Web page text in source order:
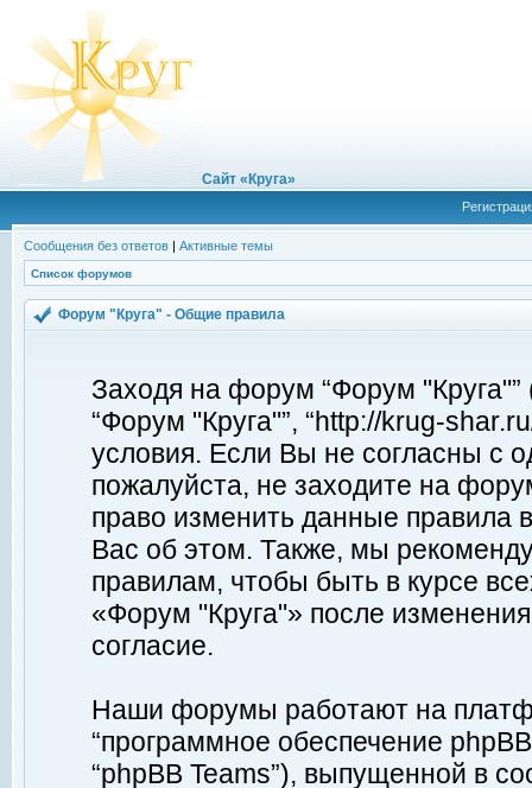
Сайт «Круга»
Сообщения без ответов | Активные темы
Список форумов
Форум "Круга" - Общие правила
Заходя на форум “Форум
“Форум "Круга"”, “http://krug-
условия. Если Вы не согласны с
пожалуйста, не заходите на
право изменить данные правила
Вас об этом. Также, мы
правилам, чтобы быть в курсе
«Форум "Круга"» после
согласие.
Наши форумы работают на
“программное обеспечение
“phpBB Teams”), выпущенной в